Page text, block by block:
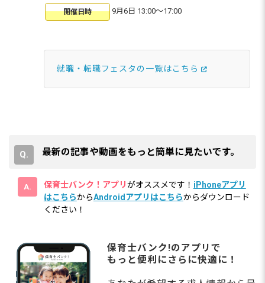
開催日時 9月6日 13:00〜17:00
就職・転職フェスタの一覧はこちら
最新の記事や動画をもっと簡単に見たいです。
保育士バンク！アプリがオススメです！ iPhoneアプリ
はこちらからAndroidアプリはこちらからダウンロード
ください！
保育士バンク!のアプリで
もっと便利にさらに快適に！